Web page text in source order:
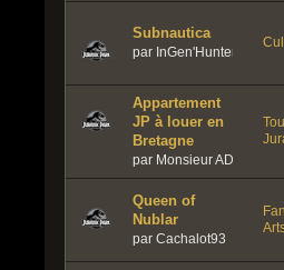
Subnautica
par InGen'Hunter
Appartement
JP à louer en
Bretagne
par Monsieur ADN
Queen of
Nublar
par Cachalot93
Fan